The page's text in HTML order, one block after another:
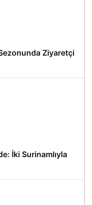
Ziyaretçi
İki Surinamlıyla